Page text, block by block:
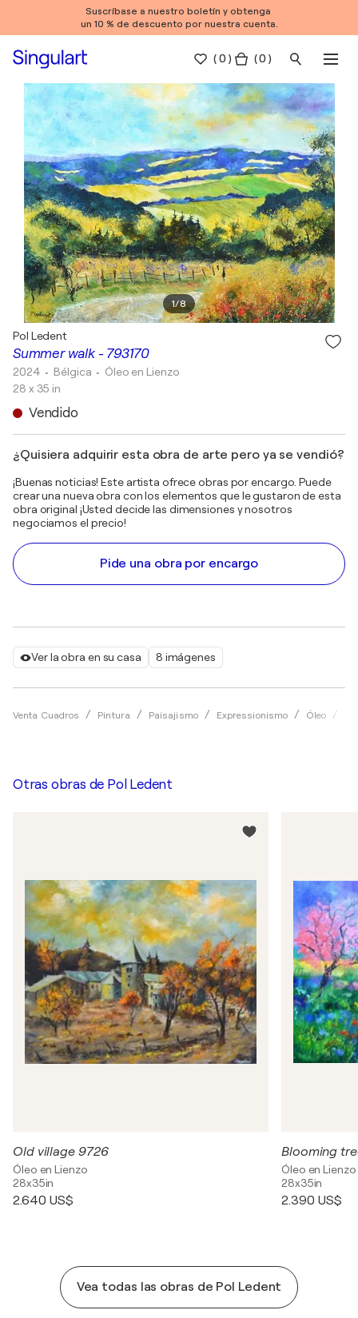
Suscríbase a nuestro boletín y obtenga
un 10 % de descuento por nuestra cuenta.
(0 ) ( 0 )
1/8
Ver la obra en su casa 8 imágenes
Venta Cuadros Pintura Paisajismo Expressionismo Óleo
Summer walk - 793170
Pol Ledent
2024 • Bélgica • Óleo en Lienzo
28 x 35 in
Vendido
¿Quisiera adquirir esta obra de arte pero ya se vendió?
¡Buenas noticias! Este artista ofrece obras por encargo. Puede
crear una nueva obra con los elementos que le gustaron de esta
obra original ¡Usted decide las dimensiones y nosotros
negociamos el precio!
Pide una obra por encargo
Otras obras de Pol Ledent
Old village 9726
Óleo en Lienzo
28x35in
2.640 US$
Blooming
Óleo en Lienzo
28x35in
2.390 US$
Vea todas las obras de Pol Ledent